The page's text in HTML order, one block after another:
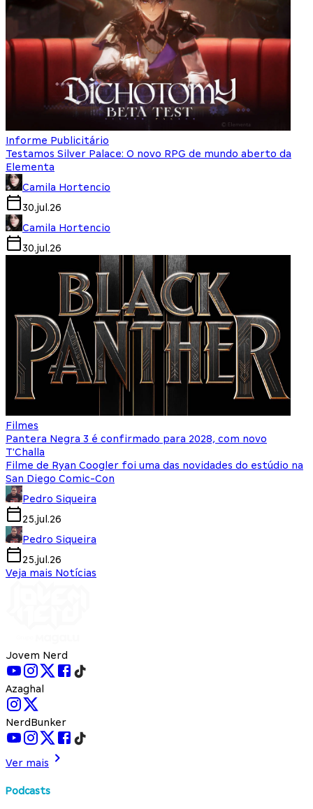
Informe Publicitário
Testamos Silver Palace: O novo RPG de mundo aberto da
Elementa
Camila Hortencio
30.jul.26
Camila Hortencio
30.jul.26
Filmes
Pantera Negra 3 é confirmado para 2028, com novo
T'Challa
Filme de Ryan Coogler foi uma das novidades do estúdio na
San Diego Comic-Con
Pedro Siqueira
25.jul.26
Pedro Siqueira
25.jul.26
Veja mais Notícias
Jovem Nerd
Azaghal
NerdBunker
Ver mais
Podcasts